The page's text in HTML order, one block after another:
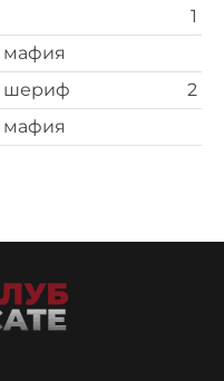
1
мафия
шериф
2
мафия